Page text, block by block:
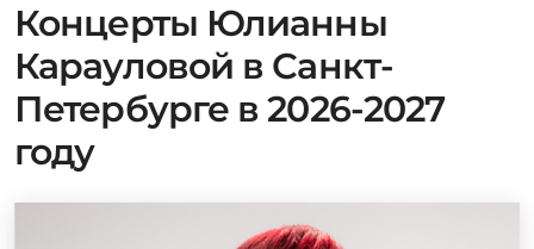
Концерты Юлианны
Карауловой в Санкт-
Петербурге в 2026-2027
году